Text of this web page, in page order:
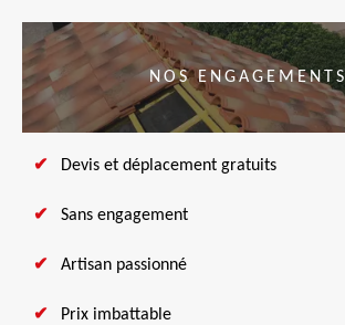
NOS ENGAGEMENTS
Devis et déplacement gratuits
Sans engagement
Artisan passionné
Prix imbattable